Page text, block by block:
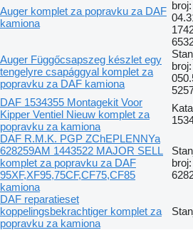
Auger komplet za popravku za DAF
kamiona
Auger Függőcsapszeg készlet egy
tengelyre csapággyal komplet za
popravku za DAF kamiona
DAF 1534355 Montagekit Voor
Kipper Ventiel Nieuw komplet za
popravku za kamiona
DAF R.M.K. PGP ZChEPLENNYa
628259AM 1443522 MAJOR SELL
komplet za popravku za DAF
95XF,XF95,75CF,CF75,CF85
kamiona
DAF reparatieset
koppelingsbekrachtiger komplet za
popravku za kamiona